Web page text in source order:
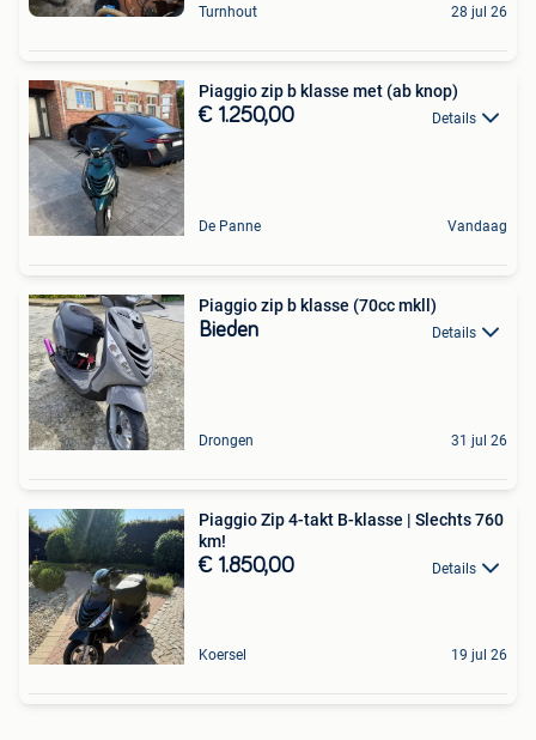
Turnhout 28 jul 26
Piaggio zip b klasse met (ab knop)
€ 1.250,00 Details
De Panne Vandaag
Piaggio zip b klasse (70cc mkll)
Bieden Details
Drongen 31 jul 26
Piaggio Zip 4-takt B-klasse | Slechts 760
km!
€ 1.850,00 Details
Koersel 19 jul 26